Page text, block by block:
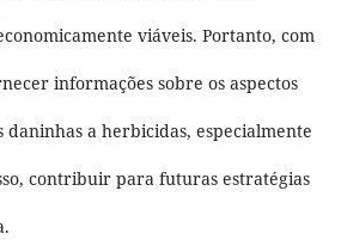
viáveis. Portanto, com
informações sobre os aspectos
daninhas a herbicidas, especialmente
contribuir para futuras estratégias